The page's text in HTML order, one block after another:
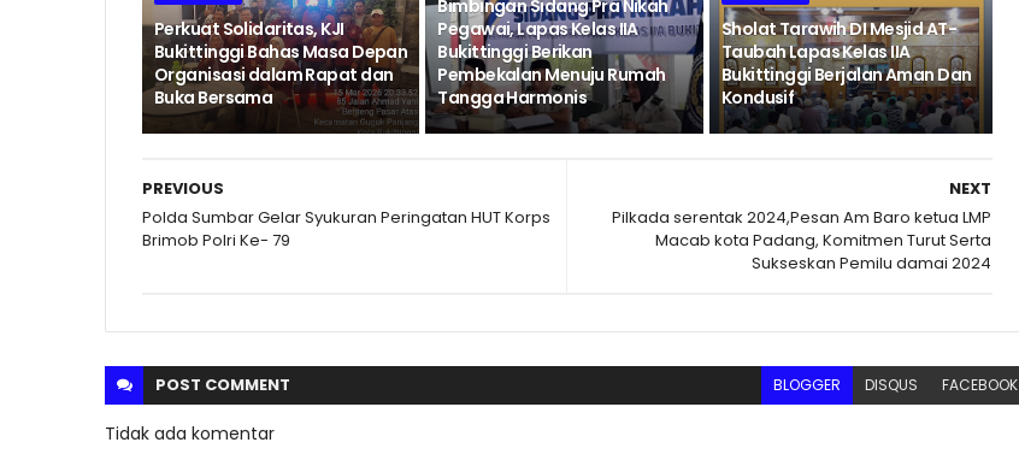
Perkuat Solidaritas, KJI
Bukittinggi Bahas Masa Depan
Organisasi dalam Rapat dan
Buka Bersama
Bimbingan Sidang Pra Nikah
Pegawai, Lapas Kelas IIA
Bukittinggi Berikan
Pembekalan Menuju Rumah
Tangga Harmonis
Sholat Tarawih DI Mesjid AT-
Taubah Lapas Kelas IIA
Bukittinggi Berjalan Aman Dan
Kondusif
NEXT
Pilkada serentak 2024,Pesan Am Baro ketua LMP
Macab kota Padang, Komitmen Turut Serta
Sukseskan Pemilu damai 2024
PREVIOUS
Polda Sumbar Gelar Syukuran Peringatan HUT Korps
Brimob Polri Ke- 79
POST COMMENT BLOGGER DISQUS FACEBOOK
Tidak ada komentar